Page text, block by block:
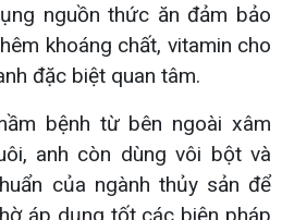
nguồn thức ăn đảm bảo
khoáng chất, vitamin cho
đặc biệt quan tâm.
bệnh từ bên ngoài xâm
anh còn dùng vôi bột và
của ngành thủy sản để
áp dụng tốt các biện pháp